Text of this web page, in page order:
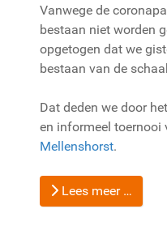
Vanwege de
bestaan niet worden
opgetogen dat we
bestaan van de
Dat deden we door
en informeel toernooi
Mellenshorst.
Lees meer …